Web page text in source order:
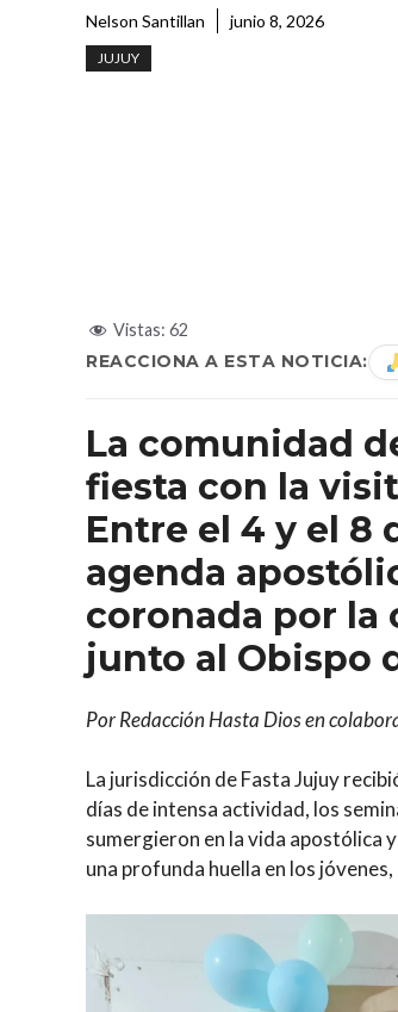
Nelson Santillan junio 8, 2026
JUJUY
Vistas: 62
REACCIONA A ESTA NOTICIA:
La comunidad
fiesta con la
Entre el 4 y el 8
agenda
coronada por la
junto al Obispo
Por Redacción Hasta Dios en
La jurisdicción de Fasta Jujuy
días de intensa actividad, los
sumergieron en la vida apostólica
una profunda huella en los